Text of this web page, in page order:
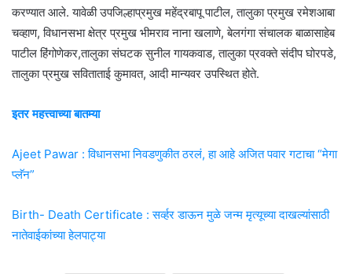
करण्यात आले. यावेळी उपजिल्हाप्रमुख महेंद्रबापू पाटील, तालुका प्रमुख रमेशआबा
चव्हाण, विधानसभा क्षेत्र प्रमुख भीमराव नाना खलाणे, बेलगंगा संचालक बाळासाहेब
पाटील हिंगोणेकर,तालुका संघटक सुनील गायकवाड, तालुका प्रवक्ते संदीप घोरपडे,
तालुका प्रमुख सविताताई कुमावत, आदी मान्यवर उपस्थित होते.
इतर महत्त्वाच्या बातम्या
Ajeet Pawar : विधानसभा निवडणुकीत ठरलं, हा आहे अजित पवार गटाचा “मेगा
प्लॅन”
Birth- Death Certificate : सर्व्हर डाऊन मुळे जन्म मृत्यूच्या दाखल्यांसाठी
नातेवाईकांच्या हेलपाट्या